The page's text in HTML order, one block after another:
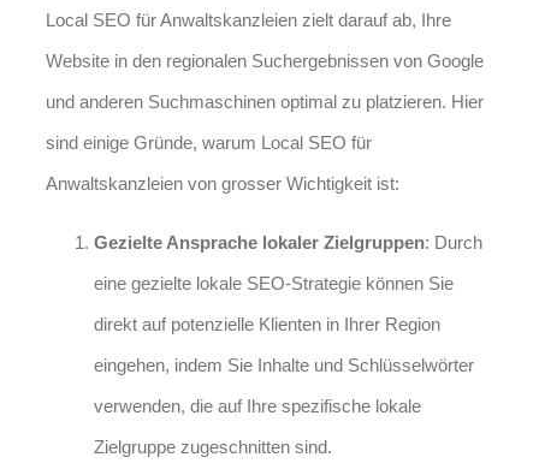
Local SEO für Anwaltskanzleien zielt darauf ab, Ihre
Website in den regionalen Suchergebnissen von Google
und anderen Suchmaschinen optimal zu platzieren. Hier
sind einige Gründe, warum Local SEO für
Anwaltskanzleien von grosser Wichtigkeit ist:
Gezielte Ansprache lokaler Zielgruppen: Durch
eine gezielte lokale SEO-Strategie können Sie
direkt auf potenzielle Klienten in Ihrer Region
eingehen, indem Sie Inhalte und Schlüsselwörter
verwenden, die auf Ihre spezifische lokale
Zielgruppe zugeschnitten sind.